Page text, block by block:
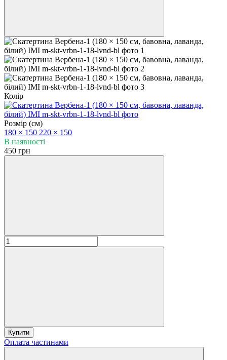
Колір
Розмір (см)
180 × 150 220 × 150
В наявності
450 грн
Купити
Оплата частинами